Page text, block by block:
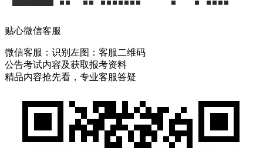
贴心微信客服
微信客服： 识别左图：客服二维码
公告考试内容及获取报考资料
精品内容抢先看，专业客服答疑